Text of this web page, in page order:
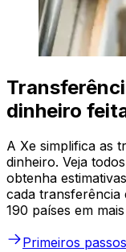
dinheiro
A Xe simplifica as
dinheiro. Veja
obtenha
cada transferência
190 países em
Primeiros passos